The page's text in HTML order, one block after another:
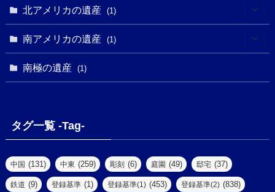
(7)
(5)
(16)
(62)
(14)
(2)
(8)
(7)
(2)
(47)
(1)
(18)
(2)
(1)
(1)
(1)
(2)
(2)
(3)
北アメリカの遺産 (1)
(1)
(1)
南アメリカの遺産 (1)
南極の遺産 (1)
タグ一覧 -Tag-
中国 (131) 中東 (259) 彫刻 (6) 庭園 (49) 邸宅 (37)
鉄道 (9) 登録基準 (1) 登録基準(1) (453) 登録基準(2) (838)